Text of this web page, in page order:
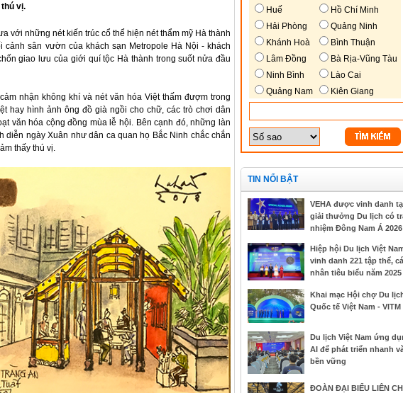
vị.
với những nét kiến trúc cổ thể hiện nét thẩm mỹ Hà thành
cảnh sân vườn của khách sạn Metropole Hà Nội - khách
giao lưu của giới quí tộc Hà thành trong suốt nửa đầu
nhận không khí và nét văn hóa Việt thấm đượm trong
hay hình ảnh ông đồ già ngồi cho chữ, các trò chơi dân
văn hóa cộng đồng mùa lễ hội. Bên cạnh đó, những làn
diễn ngày Xuân như dân ca quan họ Bắc Ninh chắc chắn
thấy thú vị.
Huế
Hồ Chí Minh
Hải Phòng
Quảng Ninh
Khánh Hoà
Bình Thuận
Lâm Đồng
Bà Rịa-Vũng Tàu
Ninh Bình
Lào Cai
Quảng Nam
Kiên Giang
TIN NỔI BẬT
VEHA được vinh danh
giải thưởng Du lịch có
nhiệm Đông Nam Á 2026
Hiệp hội Du lịch Việt
vinh danh 221 tập thể, cá
nhân tiêu biểu năm 2025
Khai mạc Hội chợ Du
Quốc tế Việt Nam - VITM
Du lịch Việt Nam ứng
AI để phát triển nhanh
bền vững
ĐOÀN ĐẠI BIỂU LIÊN